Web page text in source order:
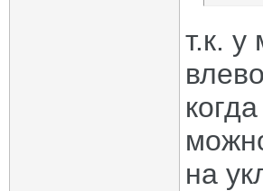
т.к.
на